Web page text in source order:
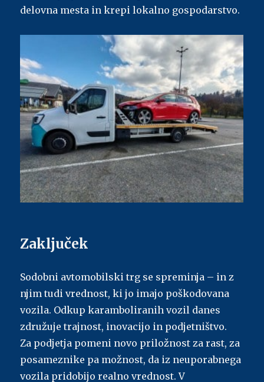
delovna mesta in krepi lokalno gospodarstvo.
Zaključek
Sodobni avtomobilski trg se spreminja – in z
njim tudi vrednost, ki jo imajo poškodovana
vozila. Odkup karamboliranih vozil danes
združuje trajnost, inovacijo in podjetništvo.
Za podjetja pomeni novo priložnost za rast, za
posameznike pa možnost, da iz neuporabnega
vozila pridobijo realno vrednost. V